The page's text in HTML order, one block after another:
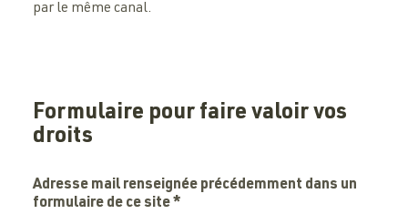
par le même canal.
Formulaire pour faire valoir vos
droits
Adresse mail renseignée précédemment dans un
formulaire de ce site *